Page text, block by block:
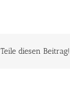
Teile diesen